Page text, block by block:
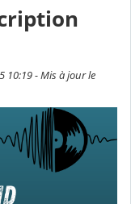
10:19 - Mis à jour le